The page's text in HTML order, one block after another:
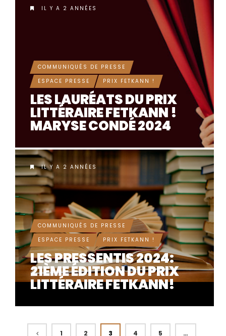
IL Y A 2 ANNÉES
COMMUNIQUÉS DE PRESSE
ESPACE PRESSE
PRIX FETKANN !
LES LAURÉATS DU PRIX
LITTÉRAIRE FETKANN !
MARYSE CONDÉ 2024
IL Y A 2 ANNÉES
COMMUNIQUÉS DE PRESSE
ESPACE PRESSE
PRIX FETKANN !
LES PRESSENTIS 2024:
21ÈME ÉDITION DU PRIX
LITTÉRAIRE FETKANN!
1 2 3 4 5 …